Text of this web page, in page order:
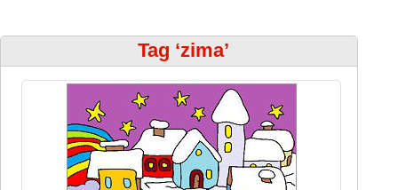
Tag ‘zima’